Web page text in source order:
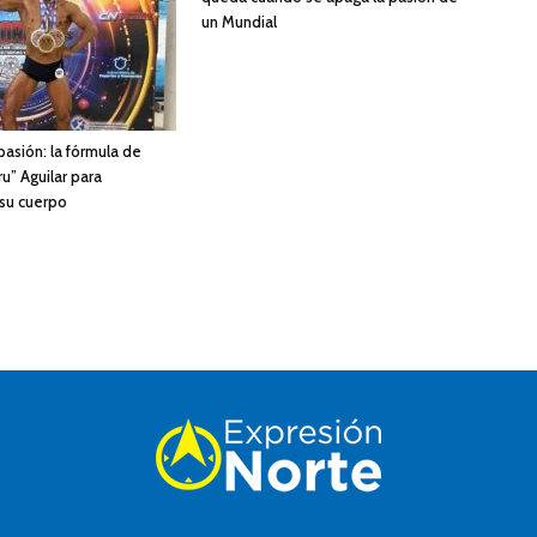
la fórmula de
Aguilar para
cuerpo
un Mundial